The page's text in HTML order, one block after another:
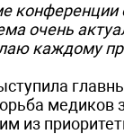
конференции
очень
каждому
медиков
из